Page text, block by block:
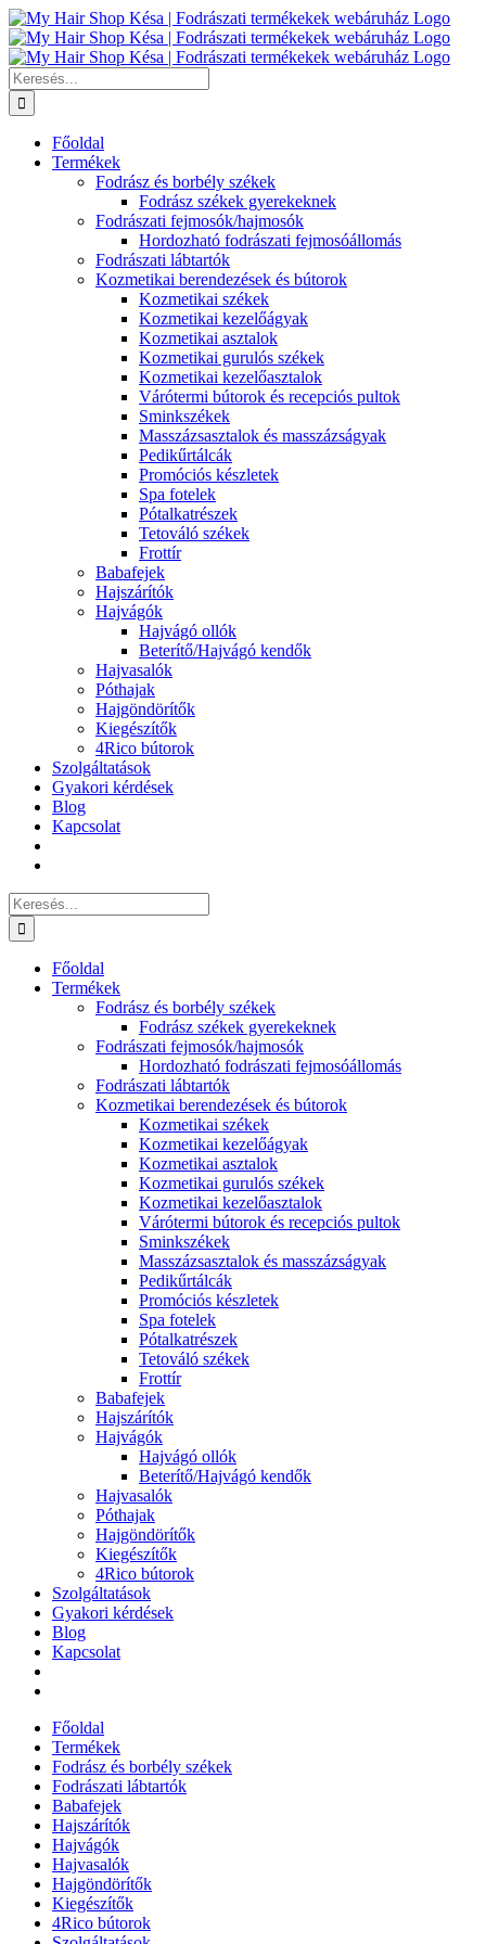
Kihagyás
Keresés...
Főoldal
Termékek
Fodrász és borbély székek
Fodrász székek gyerekeknek
Fodrászati fejmosók/hajmosók
Hordozható fodrászati fejmosóállomás
Fodrászati lábtartók
Kozmetikai berendezések és bútorok
Kozmetikai székek
Kozmetikai kezelőágyak
Kozmetikai asztalok
Kozmetikai gurulós székek
Kozmetikai kezelőasztalok
Várótermi bútorok és recepciós pultok
Sminkszékek
Masszázsasztalok és masszázságyak
Pedikűrtálcák
Promóciós készletek
Spa fotelek
Pótalkatrészek
Tetováló székek
Frottír
Babafejek
Hajszárítók
Hajvágók
Hajvágó ollók
Beterítő/Hajvágó kendők
Hajvasalók
Póthajak
Hajgöndörítők
Kiegészítők
4Rico bútorok
Szolgáltatások
Gyakori kérdések
Blog
Kapcsolat
Keresés...
Főoldal
Termékek
Fodrász és borbély székek
Fodrász székek gyerekeknek
Fodrászati fejmosók/hajmosók
Hordozható fodrászati fejmosóállomás
Fodrászati lábtartók
Kozmetikai berendezések és bútorok
Kozmetikai székek
Kozmetikai kezelőágyak
Kozmetikai asztalok
Kozmetikai gurulós székek
Kozmetikai kezelőasztalok
Várótermi bútorok és recepciós pultok
Sminkszékek
Masszázsasztalok és masszázságyak
Pedikűrtálcák
Promóciós készletek
Spa fotelek
Pótalkatrészek
Tetováló székek
Frottír
Babafejek
Hajszárítók
Hajvágók
Hajvágó ollók
Beterítő/Hajvágó kendők
Hajvasalók
Póthajak
Hajgöndörítők
Kiegészítők
4Rico bútorok
Szolgáltatások
Gyakori kérdések
Blog
Kapcsolat
Főoldal
Termékek
Fodrász és borbély székek
Fodrászati lábtartók
Babafejek
Hajszárítók
Hajvágók
Hajvasalók
Hajgöndörítők
Kiegészítők
4Rico bútorok